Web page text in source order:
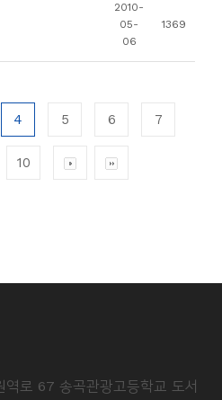
2010-
05-
06
1369
4 5 6 7
10
로 67 송곡관광고등학교 도서